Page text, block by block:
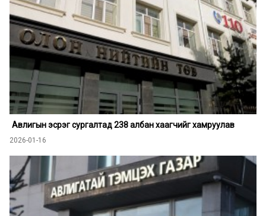
Авлигын эсрэг сургалтад 238 албан хаагчийг хамруулав
2026-01-16